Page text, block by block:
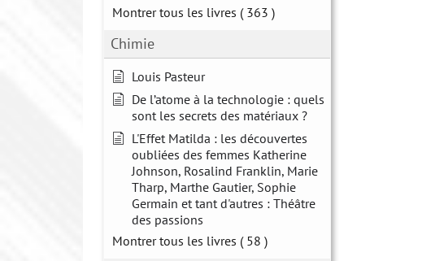
Montrer tous les livres ( 363 )
Chimie
Louis Pasteur
De l’atome à la technologie : quels
sont les secrets des matériaux ?
L'Effet Matilda : les découvertes
oubliées des femmes Katherine
Johnson, Rosalind Franklin, Marie
Tharp, Marthe Gautier, Sophie
Germain et tant d'autres : Théâtre
des passions
Montrer tous les livres ( 58 )